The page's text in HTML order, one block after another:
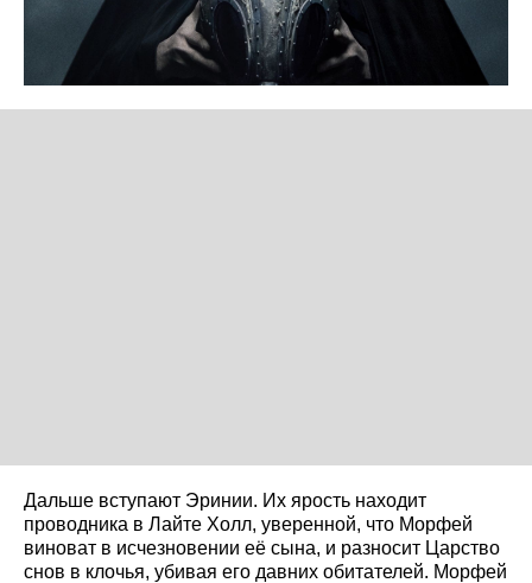
Дальше вступают Эринии. Их ярость находит
проводника в Лайте Холл, уверенной, что Морфей
виноват в исчезновении её сына, и разносит Царство
снов в клочья, убивая его давних обитателей. Морфей